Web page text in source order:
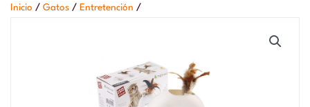
Inicio / Gatos / Entretención /